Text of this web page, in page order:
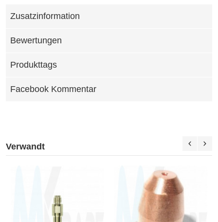
Zusatzinformation
Bewertungen
Produkttags
Facebook Kommentar
Verwandt